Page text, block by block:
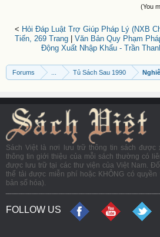
(You
< Hỏi Đáp Luật Trợ Giúp Pháp Lý (NXB
Tiến, 269 Trang| Văn Bản Quy Phạm
Động Xuất Nhập Khẩu - Trần
Forums Tủ Sách Sau 1990
Sách Việt là nơi lưu trữ thông tin sách được
thông tin giới thiệu của mỗi sách thường có
được lưu trữ tại các thư viện của Việt Nam.
thể tải được miễn phí hoặc KHÔNG có
bản số hóa).
FOLLOW US